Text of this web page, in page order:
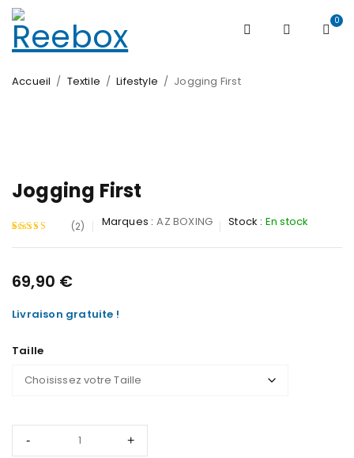
0
Accueil / Textile / Lifestyle / Jogging First
Jogging First
Noté5.00
2
notations
(2) Marques : AZ BOXING Stock : En stock
69,90 €
Livraison gratuite !
Taille